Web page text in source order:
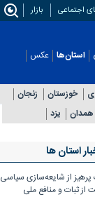
اجتماعی بازار
استان‌ها
خوزستان
زنجان
همدان یزد
عکس
استان ها
از شایعه‌سازی سیاسی
از ثبات و منافع ملی